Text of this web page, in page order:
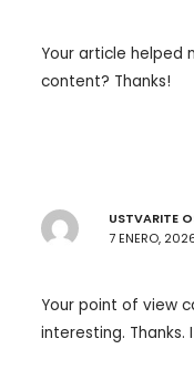
Your article helped
content? Thanks!
USTVARITE
7 ENERO,
Your point of view
interesting.